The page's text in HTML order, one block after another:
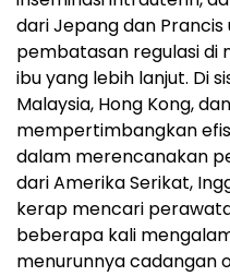
dari Jepang dan
pembatasan regulasi di
ibu yang lebih lanjut. Di
Malaysia, Hong Kong,
mempertimbangkan
dalam merencanakan
dari Amerika Serikat,
kerap mencari
beberapa kali
menurunnya cadangan